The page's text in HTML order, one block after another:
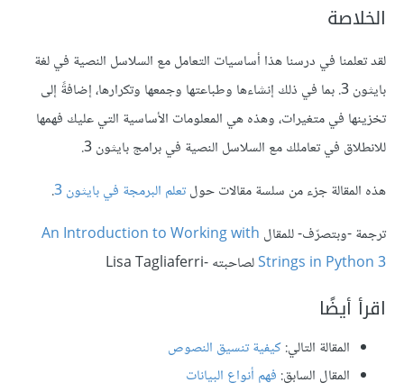
الخلاصة
لقد تعلمنا في درسنا هذا أساسيات التعامل مع السلاسل النصية في لغة
بايثون 3. بما في ذلك إنشاءها وطباعتها وجمعها وتكرارها، إضافةً إلى
تخزينها في متغيرات، وهذه هي المعلومات الأساسية التي عليك فهمها
للانطلاق في تعاملك مع السلاسل النصية في برامج بايثون 3.
هذه المقالة جزء من سلسة مقالات حولتعلم البرمجة في بايثون 3 .
ترجمة -وبتصرّف- للمقال An Introduction to Working with
Strings in Python 3لصاحبته -Lisa Tagliaferri
اقرأ أيضًا
المقالة التالي:كيفية تنسيق النصوص
المقال السابق: فهم أنواع البيانات